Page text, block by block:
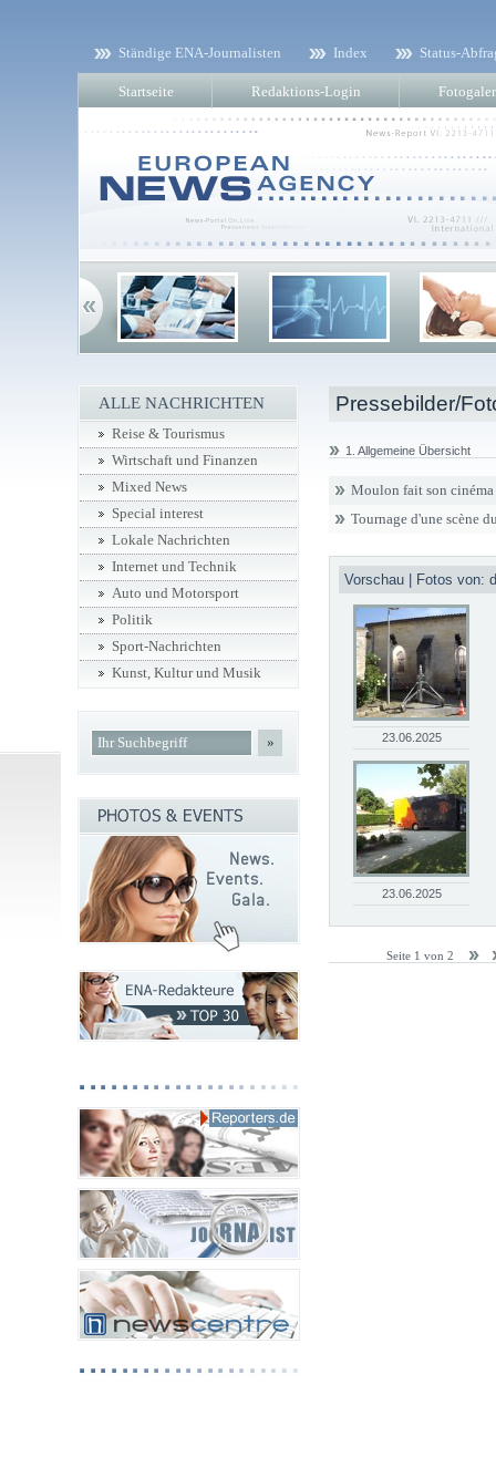
Ständige ENA-Journalisten Index Status-
Startseite Redaktions-Login
Pressebilder/
1. Allgemeine Übersicht
Moulon fait son cinéma
Tournage d'une scène
Vorschau | Fotos von:
23.06.2025
23.06.2025
Seite 1 von 2
ALLE NACHRICHTEN
Reise & Tourismus
Wirtschaft und Finanzen
Mixed News
Special interest
Lokale Nachrichten
Internet und Technik
Auto und Motorsport
Politik
Sport-Nachrichten
Kunst, Kultur und Musik
»